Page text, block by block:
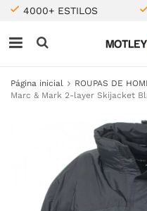
4000+ ESTILOS
Página inicial ROUPAS DE
Marc & Mark 2-layer Skijacket